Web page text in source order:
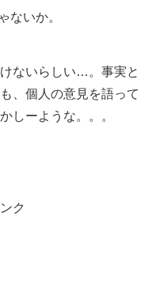
ないか。
ないらしい…。事実と
、個人の意見を語って
しーような。。。
ク